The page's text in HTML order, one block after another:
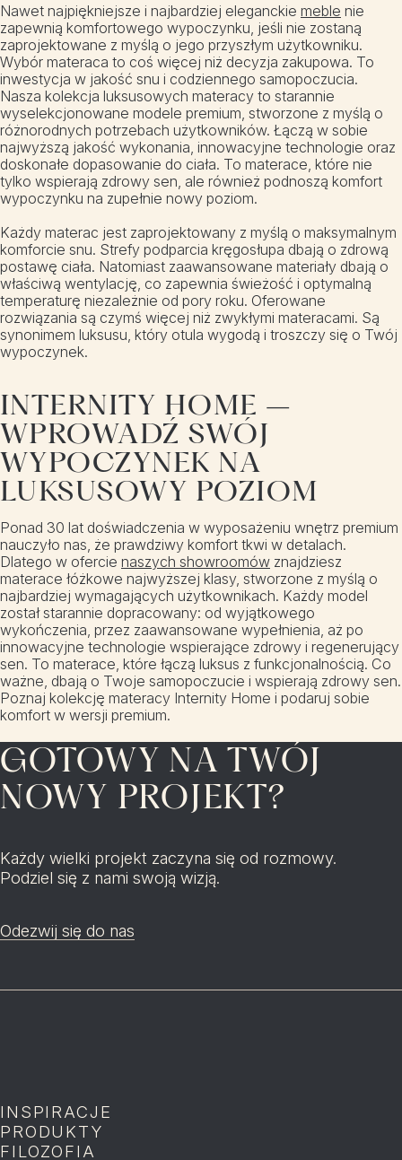
Nawet najpiękniejsze i najbardziej eleganckie meble nie
zapewnią komfortowego wypoczynku, jeśli nie zostaną
zaprojektowane z myślą o jego przyszłym użytkowniku.
Wybór materaca to coś więcej niż decyzja zakupowa. To
inwestycja w jakość snu i codziennego samopoczucia.
Nasza kolekcja luksusowych materacy to starannie
wyselekcjonowane modele premium, stworzone z myślą o
różnorodnych potrzebach użytkowników. Łączą w sobie
najwyższą jakość wykonania, innowacyjne technologie oraz
doskonałe dopasowanie do ciała. To materace, które nie
tylko wspierają zdrowy sen, ale również podnoszą komfort
wypoczynku na zupełnie nowy poziom.
Każdy materac jest zaprojektowany z myślą o maksymalnym
komforcie snu. Strefy podparcia kręgosłupa dbają o zdrową
postawę ciała. Natomiast zaawansowane materiały dbają o
właściwą wentylację, co zapewnia świeżość i optymalną
temperaturę niezależnie od pory roku. Oferowane
rozwiązania są czymś więcej niż zwykłymi materacami. Są
synonimem luksusu, który otula wygodą i troszczy się o Twój
wypoczynek.
INTERNITY HOME –
WPROWADŹ SWÓJ
WYPOCZYNEK NA
LUKSUSOWY POZIOM
Ponad 30 lat doświadczenia w wyposażeniu wnętrz premium
nauczyło nas, że prawdziwy komfort tkwi w detalach.
Dlatego w ofercie naszych showroomów znajdziesz
materace łóżkowe najwyższej klasy, stworzone z myślą o
najbardziej wymagających użytkownikach. Każdy model
został starannie dopracowany: od wyjątkowego
wykończenia, przez zaawansowane wypełnienia, aż po
innowacyjne technologie wspierające zdrowy i regenerujący
sen. To materace, które łączą luksus z funkcjonalnością. Co
ważne, dbają o Twoje samopoczucie i wspierają zdrowy sen.
Poznaj kolekcję materacy Internity Home i podaruj sobie
komfort w wersji premium.
GOTOWY NA TWÓJ
NOWY PROJEKT?
Każdy wielki projekt zaczyna się od rozmowy.
Podziel się z nami swoją wizją.
Odezwij się do nas
INSPIRACJE
PRODUKTY
FILOZOFIA